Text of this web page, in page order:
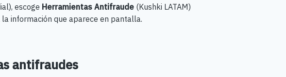
escoge Herramientas Antifraude (Kushki LATAM)
información que aparece en pantalla.
antifraudes